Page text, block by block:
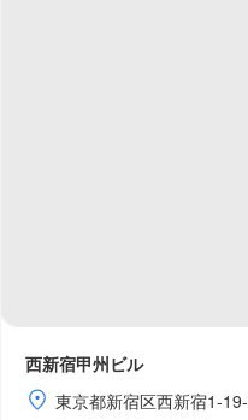
西新宿甲州ビル
東京都新宿区西新宿1-